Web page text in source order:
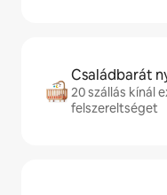
Családbarát
20 szállás kínál
felszereltséget